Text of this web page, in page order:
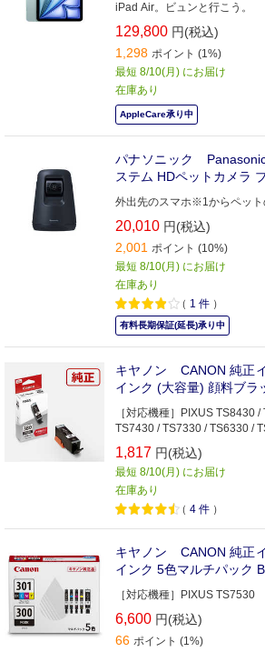
iPad Air。ビュンと行こう。
129,800 円(税込)
1,298 ポイント (1%)
最短 8/10(月) にお届け
在庫あり
AppleCare承り中
パナソニック
ステム HDペットカメラ
外出先のスマホ※1からペット
20,010 円(税込)
2,001 ポイント (10%)
最短 8/10(月) にお届け
在庫あり
（ 1 件 ）
有料長期保証(延長)承り中
キヤノン CANON 純正
インク (大容量) 顔料ブラ
［対応機種］PIXUS TS8430
TS7430 / TS7330 / TS6330 /
/ TR9530 / TR8630 /
/ TR703a
1,817 円(税込)
最短 8/10(月) にお届け
在庫あり
（ 4 件 ）
キヤノン CANON 純正
インク 5色マルチパック
［対応機種］PIXUS TS7530
6,600 円(税込)
66 ポイント (1%)